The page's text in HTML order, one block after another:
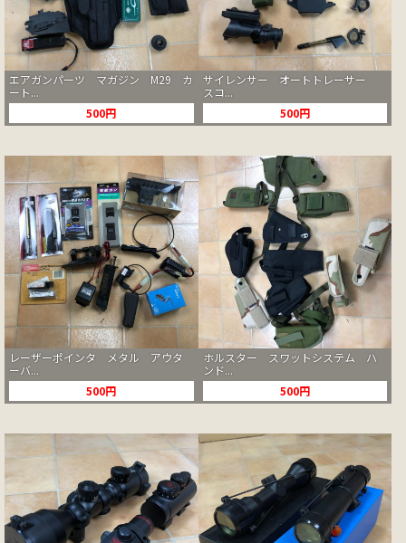
エアガンパーツ マガジン M29 カ
ート...
500円
サイレンサー オートトレーサー
スコ...
500円
レーザーポインタ メタル アウタ
ーバ...
500円
ホルスター スワットシステム ハ
ンド...
500円